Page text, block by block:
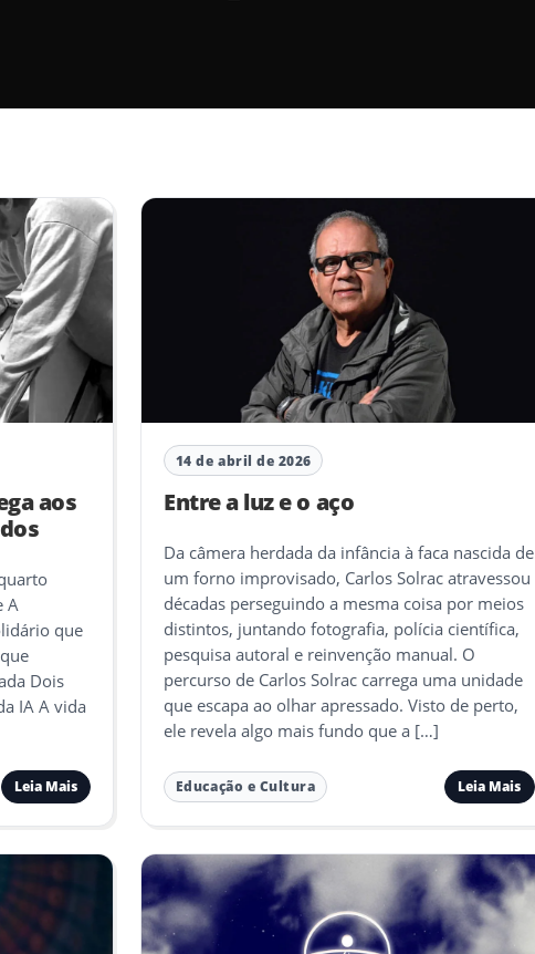
aos
A
que
Dois
IA A vida
Leia Mais
14 de abril de 2026
Entre a luz e o aço
Da câmera herdada da infância à faca nascida de
um forno improvisado, Carlos Solrac atravessou
décadas perseguindo a mesma coisa por meios
distintos, juntando fotografia, polícia científica,
pesquisa autoral e reinvenção manual. O
percurso de Carlos Solrac carrega uma unidade
que escapa ao olhar apressado. Visto de perto,
ele revela algo mais fundo que a […]
Educação e Cultura Leia Mais